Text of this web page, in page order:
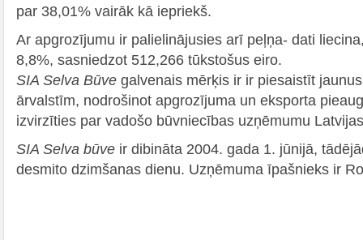
par 38,01% vairāk kā iepriekš.
Ar apgrozījumu ir palielinājusies arī peļņa- dati
8,8%, sasniedzot 512,266 tūkstošus eiro.
SIA Selva Būve galvenais mērķis ir ir piesaistīt
ārvalstīm, nodrošinot apgrozījuma un eksporta
izvirzīties par vadošo būvniecības uzņēmumu
SIA Selva būve ir dibināta 2004. gada 1. jūnijā,
desmito dzimšanas dienu. Uzņēmuma īpašnieks ir